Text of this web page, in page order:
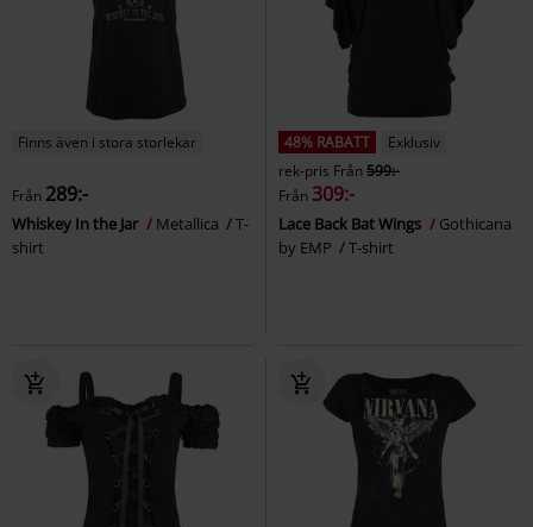
Finns även i stora storlekar
Från 289:-
Whiskey In the Jar Metallica
T-
shirt
48% RABATT
Exklusiv
rek-pris Från599:-
Från 309:-
Lace Back Bat Wings
Gothicana
by EMP
T-shirt